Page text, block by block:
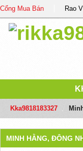
Cổng Mua Bán Rao
Kka9818183327
MINH HẰNG, ĐÔNG